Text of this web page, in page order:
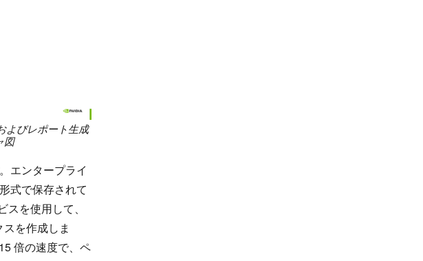
よびレポート生成
図
エンタープライ
式で保存されて
を使用して、
を作成しま
倍の速度で、ペ